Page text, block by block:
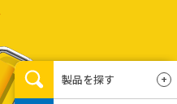
製品を探す